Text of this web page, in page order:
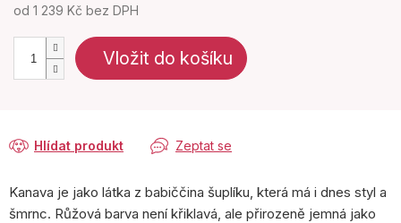
od 1 239 Kč bez DPH
Vložit do košíku
Zeptat se
Hlídat produkt
Kanava je jako látka z babiččina šuplíku, která má i dnes styl a
šmrnc. Růžová barva není křiklavá, ale přirozeně jemná jako